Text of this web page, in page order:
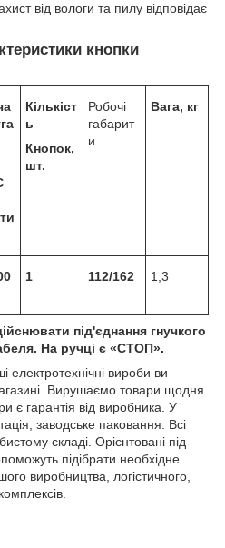
від вологи та пилу відповідає
кнопки
Кількіст
ь
Кнопок,
шт.
Робочі
габарит
и
Вага, кг
1 112/162 1,3
під'єднання гнучкого
На ручці є «СТОП».
електротехнічні вироби ви
Вирушаємо товари щодня
є гарантія від виробника. У
заводське паковання. Всі
складі. Орієнтовані під
підібрати необхідне
виробництва, логістичного,